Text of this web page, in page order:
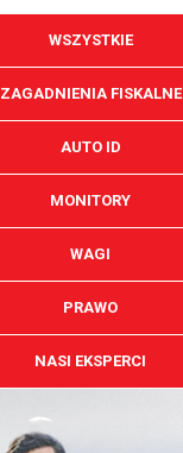
WSZYSTKIE
ZAGADNIENIA FISKALNE
AUTO ID
MONITORY
WAGI
PRAWO
NASI EKSPERCI